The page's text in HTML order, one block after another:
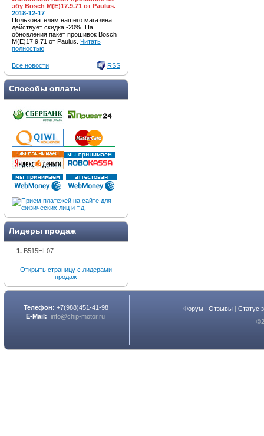
эбу Bosch M(E)17.9.71 от Paulus.
2018-12-17
Пользователям нашего магазина
действует скидка -20%. На
обновления пакет прошивок Bosch
M(E)17.9.71 от Paulus. Читать
полностью
Все новости RSS
Способы оплаты
Лидеры продаж
B515HL07
Открыть страницу с лидерами
продаж
Телефон: +7(988)451-41-98
E-Mail: info@chip-motor.ru
Форум |Отзывы |Статус